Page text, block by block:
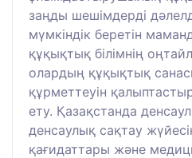
заңды шешімдерді
мүмкіндік беретін
құқықтық білімнің
олардың құқықтық
құрметтеуін
ету. Қазақстанда
денсаулық сақтау
қағидаттары және